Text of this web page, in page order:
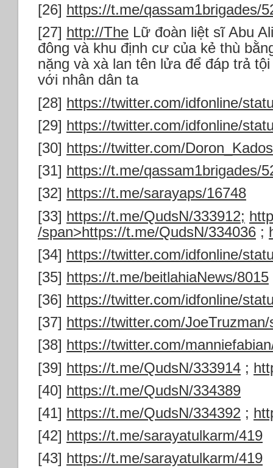
[26] https://t.me/qassam1brigades/
[27] http://The Lữ đoàn liệt sĩ Abu
đông và khu định cư của kẻ thù
nặng và xà lan tên lửa để đáp trả
với nhân dân ta
[28] https://twitter.com/idfonline/
[29] https://twitter.com/idfonline/
[30] https://twitter.com/
[31] https://t.me/qassam1brigades/
[32] https://t.me/sarayaps/16748
[33] https://t.me/QudsN/333912;
/span>https://t.me/QudsN/334036 ;
[34] https://twitter.com/idfonline/
[35] https://t.me/beitlahiaNews/8015
[36] https://twitter.com/idfonline/
[37] https://twitter.com/
[38] https://twitter.com/
[39] https://t.me/QudsN/333914 ;
[40] https://t.me/QudsN/334389
[41] https://t.me/QudsN/334392 ;
[42] https://t.me/sarayatulkarm/419
[43] https://t.me/sarayatulkarm/419